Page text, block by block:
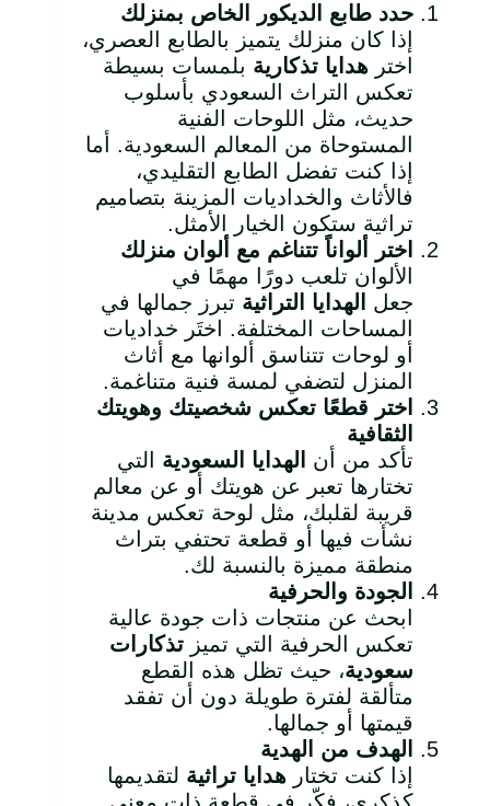
حدد طابع الديكور الخاص بمنزلك
إذا كان منزلك يتميز بالطابع العصري،
اختر هدايا تذكارية بلمسات بسيطة
تعكس التراث السعودي بأسلوب
حديث، مثل اللوحات الفنية
المستوحاة من المعالم السعودية. أما
إذا كنت تفضل الطابع التقليدي،
فالأثاث والخداديات المزينة بتصاميم
تراثية ستكون الخيار الأمثل.
اختر ألواناً تتناغم مع ألوان منزلك
الألوان تلعب دورًا مهمًا في
جعل
الهدايا التراثية تبرز جمالها في
المساحات المختلفة. اختَر خداديات
أو لوحات تتناسق ألوانها مع أثاث
المنزل لتضفي لمسة فنية متناغمة.
اختر قطعًا تعكس شخصيتك وهويتك
الثقافية
تأكد من أن
الهدايا السعودية التي
تختارها تعبر عن هويتك أو عن معالم
قريبة لقلبك، مثل لوحة تعكس مدينة
نشأت فيها أو قطعة تحتفي بتراث
منطقة مميزة بالنسبة لك.
الجودة والحرفية
ابحث عن منتجات ذات جودة عالية
تعكس الحرفية التي تميز تذكارات
سعودية، حيث تظل هذه القطع
متألقة لفترة طويلة دون أن تفقد
قيمتها أو جمالها.
الهدف من الهدية
إذا كنت تختار هدايا تراثية لتقديمها